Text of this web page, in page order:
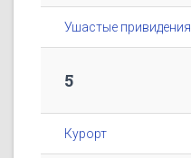
Ушастые привидения
5
Курорт